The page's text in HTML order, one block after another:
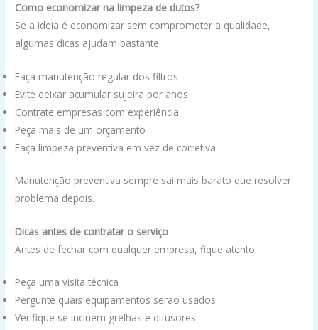
Como economizar na limpeza de dutos?
Se a ideia é economizar sem comprometer a qualidade,
algumas dicas ajudam bastante:
Faça manutenção regular dos filtros
Evite deixar acumular sujeira por anos
Contrate empresas com experiência
Peça mais de um orçamento
Faça limpeza preventiva em vez de corretiva
Manutenção preventiva sempre sai mais barato que resolver
problema depois.
Dicas antes de contratar o serviço
Antes de fechar com qualquer empresa, fique atento:
Peça uma visita técnica
Pergunte quais equipamentos serão usados
Verifique se incluem grelhas e difusores